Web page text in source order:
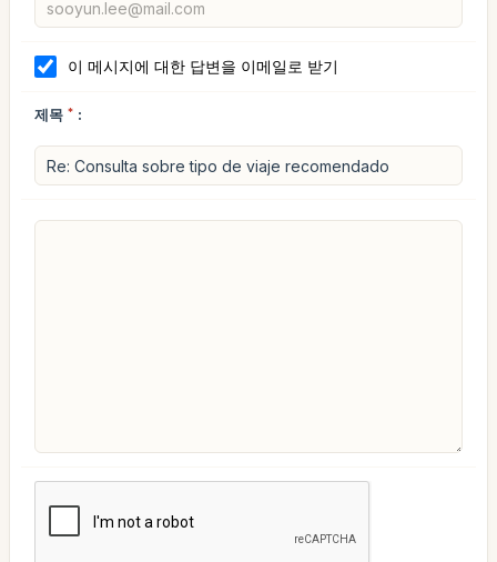
이 메시지에 대한 답변을 이메일로 받기
제목 * :